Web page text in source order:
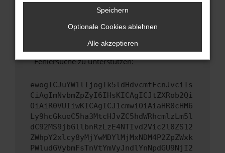
Wende dich an den Webseitenbetreiber.
Wenn du alle oben genannten Schritte versucht
hast, kontaktiere uns bitte. Wir werden
versuchen, das Problem zu beheben. Du kannst
uns diesen Text schicken, um uns bei der
Fehlersuche zu unterstützen:
ewogICJuYW1lIjogIk5ldHdvcmtFcnJvciIs
CiAgImNvbmZpZyI6IHsKICAgICJtZXRob2Qi
OiAiR0VUIiwKICAgICJ1cmwiOiAiaHR0cHM6
Ly9hcGkueC5ha3MtcHJvZC5hdWRhcmlzLm5l
dC92MS9jbGllbnRzLzE4NTIvd2Vic2l0ZS12
ZWhpY2xlcy8yMjYwMDYlMjMxNDM4P2ZpZWxk
PWludGVybmFsTnVtYmVyJndlYnNpdGU9NjI2
Speichern
Optionale Cookies ablehnen
Alle akzeptieren